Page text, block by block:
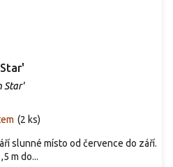
Star'
(2 ks)
slunné místo od července do září.
m do...